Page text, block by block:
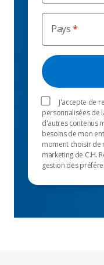
Pays
J'accepte de
personnalisées de
d'autres contenus
besoins de mon
moment choisir de
marketing de C.H.
gestion des